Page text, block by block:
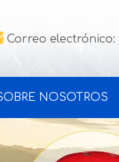
Correo electrónico:
NOSOTROS